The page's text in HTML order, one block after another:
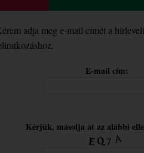
adja meg e-mail címét a
E-mail cím:
Kérjük, másolja át az alábbi